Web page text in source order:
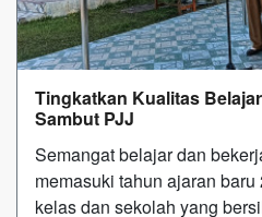
Tingkatkan Kualitas
Sambut PJJ
Semangat belajar dan
memasuki tahun ajaran
kelas dan sekolah yang